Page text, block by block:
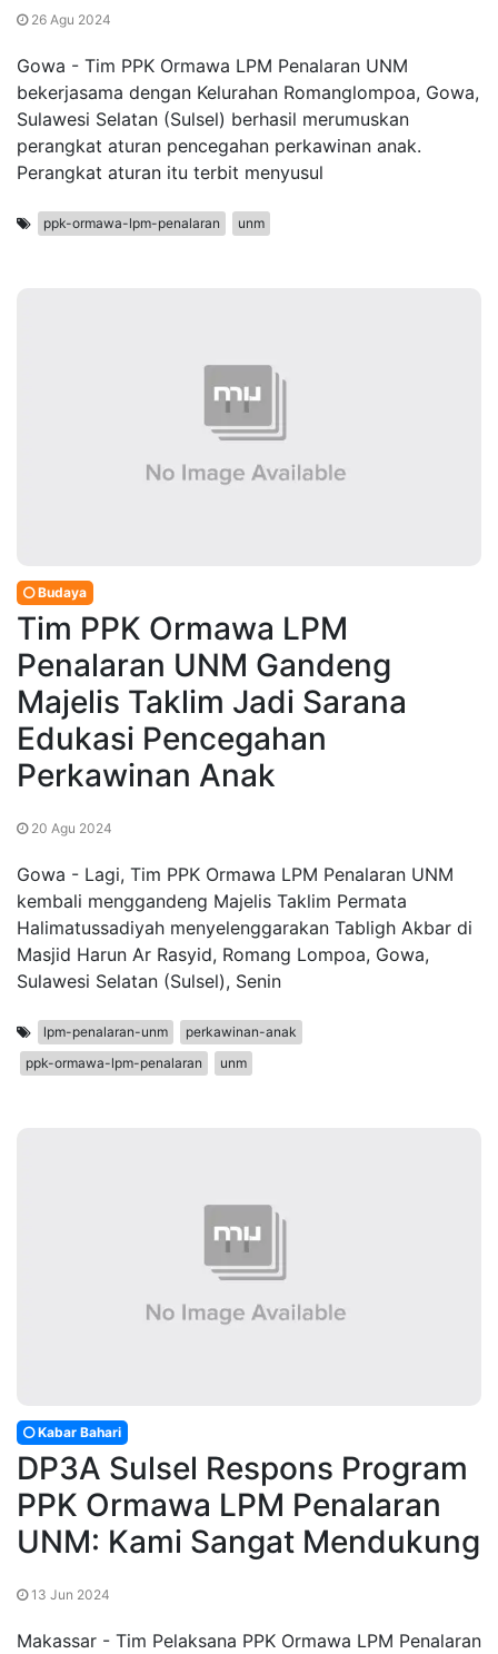
26 Agu 2024
Gowa - Tim PPK Ormawa LPM Penalaran UNM
bekerjasama dengan Kelurahan Romanglompoa, Gowa,
Sulawesi Selatan (Sulsel) berhasil merumuskan
perangkat aturan pencegahan perkawinan anak.
Perangkat aturan itu terbit menyusul
ppk-ormawa-lpm-penalaran unm
Budaya
Tim PPK Ormawa LPM
Penalaran UNM Gandeng
Majelis Taklim Jadi Sarana
Edukasi Pencegahan
Perkawinan Anak
20 Agu 2024
Gowa - Lagi, Tim PPK Ormawa LPM Penalaran UNM
kembali menggandeng Majelis Taklim Permata
Halimatussadiyah menyelenggarakan Tabligh Akbar di
Masjid Harun Ar Rasyid, Romang Lompoa, Gowa,
Sulawesi Selatan (Sulsel), Senin
lpm-penalaran-unm
perkawinan-anak
ppk-ormawa-lpm-penalaran
unm
Kabar Bahari
DP3A Sulsel Respons Program
PPK Ormawa LPM Penalaran
UNM: Kami Sangat Mendukung
13 Jun 2024
Makassar - Tim Pelaksana PPK Ormawa LPM Penalaran